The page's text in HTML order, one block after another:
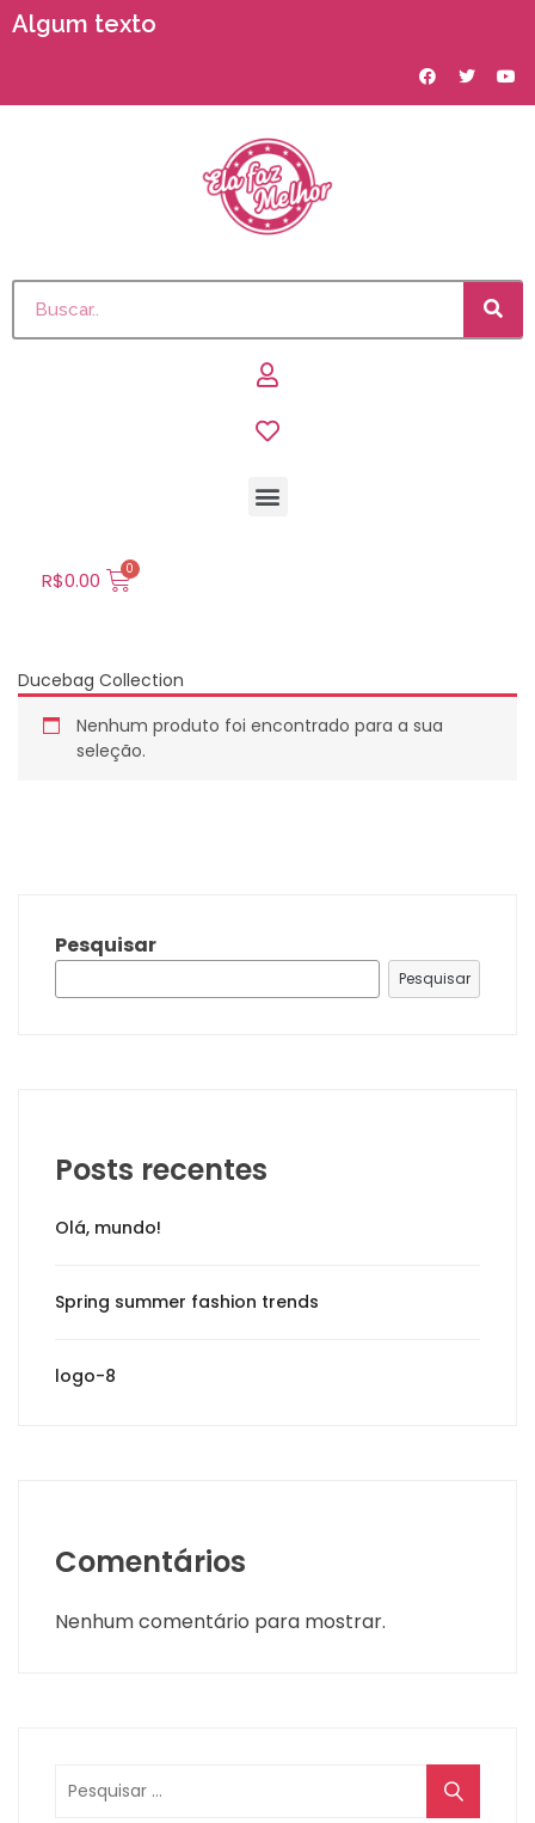
Algum texto
R$0.00
Ducebag Collection
Nenhum produto foi encontrado para a sua
seleção.
Pesquisar
Pesquisar
Posts recentes
Olá, mundo!
Spring summer fashion trends
logo-8
Comentários
Nenhum comentário para mostrar.